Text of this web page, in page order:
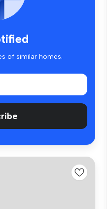
of similar homes.